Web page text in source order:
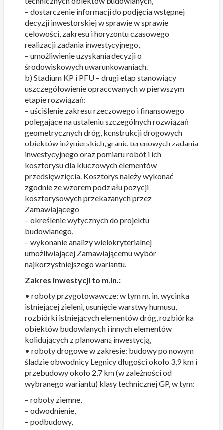
– dostarczenie informacji do podjęcia wstępnej
decyzji inwestorskiej w sprawie w sprawie
celowości, zakresu i horyzontu czasowego
realizacji zadania inwestycyjnego,
– umożliwienie uzyskania decyzji o
środowiskowych uwarunkowaniach.
b) Stadium KP i PFU – drugi etap stanowiący
uszczegółowienie opracowanych w pierwszym
etapie rozwiązań:
– uściślenie zakresu rzeczowego i finansowego
polegające na ustaleniu szczególnych rozwiązań
geometrycznych dróg, konstrukcji drogowych
obiektów inżynierskich, granic terenowych zadania
inwestycyjnego oraz pomiaru robót i ich
kosztorysu dla kluczowych elementów
przedsięwzięcia. Kosztorys należy wykonać
zgodnie ze wzorem podziału pozycji
kosztorysowych przekazanych przez
Zamawiającego
– określenie wytycznych do projektu
budowlanego,
– wykonanie analizy wielokryterialnej
umożliwiającej Zamawiającemu wybór
najkorzystniejszego wariantu.
Zakres inwestycji to m.in.:
• roboty przygotowawcze: w tym m. in. wycinka
istniejącej zieleni, usunięcie warstwy humusu,
rozbiórki istniejących elementów dróg, rozbiórka
obiektów budowlanych i innych elementów
kolidujących z planowaną inwestycją,
• roboty drogowe w zakresie: budowy po nowym
śladzie obwodnicy Legnicy długości około 3,9 km i
przebudowy około 2,7 km (w zależności od
wybranego wariantu) klasy technicznej GP, w tym:
– roboty ziemne,
– odwodnienie,
– podbudowy,